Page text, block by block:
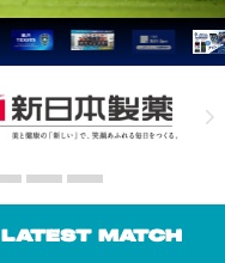
LATEST MATCH